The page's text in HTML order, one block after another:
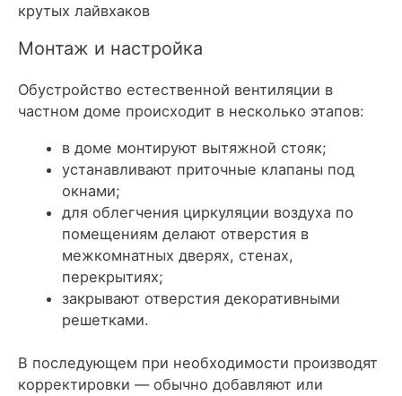
крутых лайвхаков
Монтаж и настройка
Обустройство естественной вентиляции в
частном доме происходит в несколько этапов:
в доме монтируют вытяжной стояк;
устанавливают приточные клапаны под
окнами;
для облегчения циркуляции воздуха по
помещениям делают отверстия в
межкомнатных дверях, стенах,
перекрытиях;
закрывают отверстия декоративными
решетками.
В последующем при необходимости производят
корректировки — обычно добавляют или